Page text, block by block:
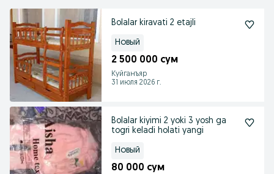
Bolalar kiravati 2 etajli
Новый
2 500 000 сум
Куйганъяр
31 июля 2026 г.
Bolalar kiyimi 2 yoki 3 yosh ga
togri keladi holati yangi
Новый
80 000 сум